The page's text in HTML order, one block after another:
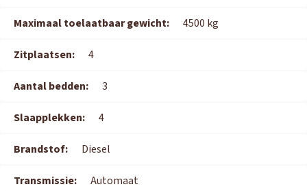
Maximaal toelaatbaar gewicht: 4500 kg
Zitplaatsen: 4
Aantal bedden: 3
Slaapplekken: 4
Brandstof: Diesel
Transmissie: Automaat